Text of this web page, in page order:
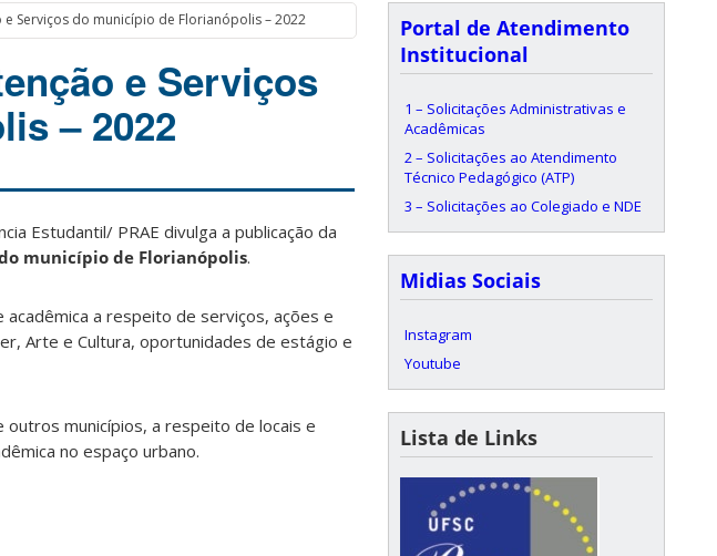
Serviços do município de Florianópolis – 2022
e Serviços
– 2022
Estudantil/ PRAE divulga a publicação da
município de Florianópolis.
a respeito de serviços, ações e
Arte e Cultura, oportunidades de estágio e
municípios, a respeito de locais e
no espaço urbano.
Portal de Atendimento
Institucional
1 – Solicitações Administrativas e
Acadêmicas
2 – Solicitações ao Atendimento
Técnico Pedagógico (ATP)
3 – Solicitações ao Colegiado e NDE
Midias Sociais
Instagram
Youtube
Lista de Links